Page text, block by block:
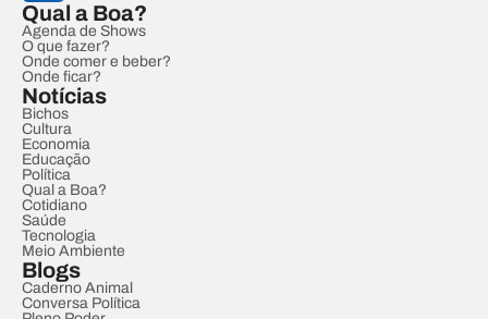
Qual a Boa?
Agenda de Shows
O que fazer?
Onde comer e beber?
Onde ficar?
Notícias
Bichos
Cultura
Economia
Educação
Política
Qual a Boa?
Cotidiano
Saúde
Tecnologia
Meio Ambiente
Blogs
Caderno Animal
Conversa Política